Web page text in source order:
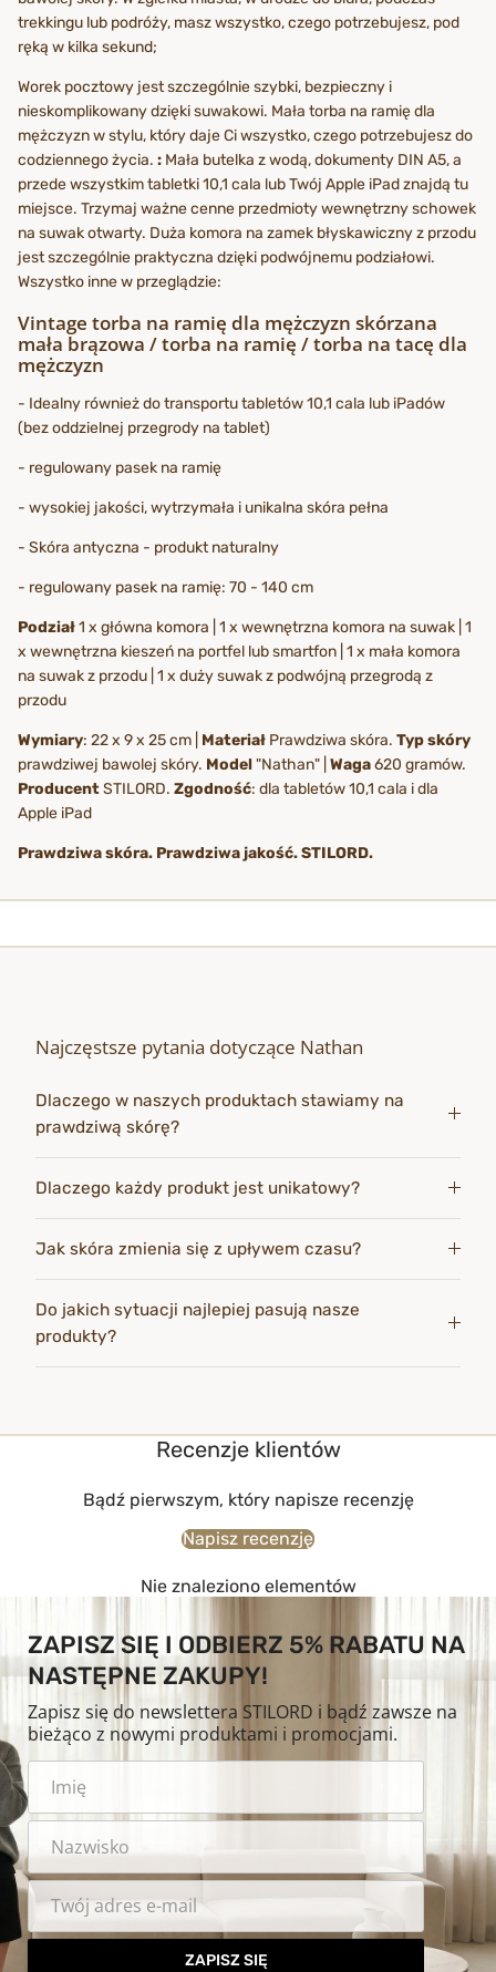
trekkingu lub podróży, masz wszystko, czego potrzebujesz, pod
ręką w kilka sekund;
Worek pocztowy jest szczególnie szybki, bezpieczny i
nieskomplikowany dzięki suwakowi. Mała torba na ramię dla
mężczyzn w stylu, który daje Ci wszystko, czego potrzebujesz do
codziennego życia. : Mała butelka z wodą, dokumenty DIN A5, a
przede wszystkim tabletki 10,1 cala lub Twój Apple iPad znajdą tu
miejsce. Trzymaj ważne cenne przedmioty wewnętrzny schowek
na suwak otwarty. Duża komora na zamek błyskawiczny z przodu
jest szczególnie praktyczna dzięki podwójnemu podziałowi.
Wszystko inne w przeglądzie:
Vintage torba na ramię dla mężczyzn skórzana
mała brązowa / torba na ramię / torba na tacę dla
mężczyzn
- Idealny również do transportu tabletów 10,1 cala lub iPadów
(bez oddzielnej przegrody na tablet)
- regulowany pasek na ramię
- wysokiej jakości, wytrzymała i unikalna skóra pełna
- Skóra antyczna - produkt naturalny
- regulowany pasek na ramię: 70 - 140 cm
Podział1 x główna komora | 1 x wewnętrzna komora na suwak | 1
x wewnętrzna kieszeń na portfel lub smartfon | 1 x mała komora
na suwak z przodu | 1 x duży suwak z podwójną przegrodą z
przodu
Wymiary: 22 x 9 x 25 cm | Materiał Prawdziwa skóra. Typ skóry
prawdziwej bawolej skóry. Model"Nathan" | Waga620 gramów.
ProducentSTILORD. Zgodność: dla tabletów 10,1 cala i dla
Apple iPad
Prawdziwa skóra. Prawdziwa jakość. STILORD.
Najczęstsze pytania dotyczące Nathan
Dlaczego w naszych produktach stawiamy na
prawdziwą skórę?
Dlaczego każdy produkt jest unikatowy?
Jak skóra zmienia się z upływem czasu?
Do jakich sytuacji najlepiej pasują nasze
produkty?
Recenzje klientów
Bądź pierwszym, który napisze recenzję
Napisz recenzję
Nie znaleziono elementów
ZAPISZ SIĘ I ODBIERZ 5% RABATU NA
NASTĘPNE ZAKUPY!
Zapisz się do newslettera STILORD i bądź zawsze na
bieżąco z nowymi produktami i promocjami.
ZAPISZ SIĘ